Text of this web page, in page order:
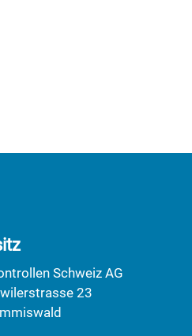
Schweiz AG
23